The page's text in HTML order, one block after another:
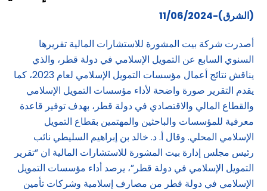
(الشرق)-11/06/2024
أصدرت شركة بيت المشورة للاستشارات المالية تقريرها
السنوي السابع عن التمويل الإسلامي في دولة قطر، والذي
يناقش نتائج أعمال مؤسسات التمويل الإسلامي لعام 2023، كما
يقدم التقرير صورة واضحة لأداء مؤسسات التمويل الإسلامي
والقطاع المالي والاقتصادي في دولة قطر، بهدف توفير قاعدة
معرفية للمؤسسات والباحثين والمهتمين بقطاع التمويل
الإسلامي المحلي. وقال أ. د. خالد بن إبراهيم السليطي نائب
رئيس مجلس إدارة بيت المشورة للاستشارات المالية ان “تقرير
التمويل الإسلامي في دولة قطر”، يرصد أداء مؤسسات التمويل
الإسلامي في دولة قطر من مصارف إسلامية وشركات تأمين